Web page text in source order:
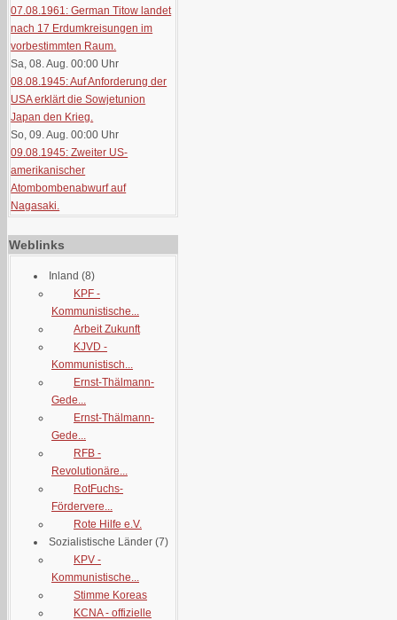
07.08.1961: German Titow landet
nach 17 Erdumkreisungen im
vorbestimmten Raum.
Sa, 08. Aug. 00:00 Uhr
08.08.1945: Auf Anforderung der
USA erklärt die Sowjetunion
Japan den Krieg.
So, 09. Aug. 00:00 Uhr
09.08.1945: Zweiter US-
amerikanischer
Atombombenabwurf auf
Nagasaki.
Weblinks
Inland (8)
KPF -
Kommunistische...
Arbeit Zukunft
KJVD -
Kommunistisch...
Ernst-Thälmann-
Gede...
Ernst-Thälmann-
Gede...
RFB -
Revolutionäre...
RotFuchs-
Fördervere...
Rote Hilfe e.V.
Sozialistische Länder (7)
KPV -
Kommunistische...
Stimme Koreas
KCNA - offizielle